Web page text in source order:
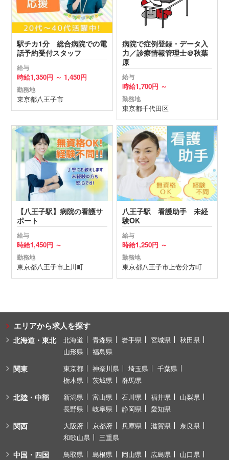
駅チカ1分 総合病院での電
話予約受付スタッフ
給与
時給1,350円 ～ 1,450円
勤務地
東京都八王子市
病院で症例登録・データ入
力／診療情報管理士＠秋葉
原
給与
時給1,700円 ～
勤務地
東京都千代田区
【八王子駅】病院の看護サ
ポート
給与
時給1,450円 ～
勤務地
東京都八王子市 上川町
八王子駅 看護助手 未経
験OK
給与
時給1,250円 ～
勤務地
東京都八王子市上壱分方町
エリアから求人を探す
北海道・東北 北海道 青森県 岩手県 宮城県
秋田県
山形県
福島県
関東 東京都 神奈川県 埼玉県
千葉県
栃木県
茨城県 群馬県
北陸・中部 新潟県 富山県 石川県 福井県
山梨県
長野県
岐阜県 静岡県 愛知県
関西 大阪府 京都府 兵庫県 滋賀県
奈良県
和歌山県
三重県
中国・四国 鳥取県 島根県 岡山県 広島県
山口県